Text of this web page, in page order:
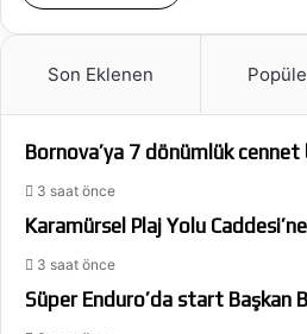
Son Eklenen
Bornova’ya 7 dönümlük cennet
3 saat önce
Karamürsel Plaj Yolu
3 saat önce
Süper Enduro’da start Başkan